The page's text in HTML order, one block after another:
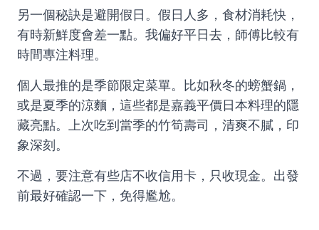
另一個秘訣是避開假日。假日人多，食材消耗快，
有時新鮮度會差一點。我偏好平日去，師傅比較有
時間專注料理。
個人最推的是季節限定菜單。比如秋冬的螃蟹鍋，
或是夏季的涼麵，這些都是嘉義平價日本料理的隱
藏亮點。上次吃到當季的竹筍壽司，清爽不膩，印
象深刻。
不過，要注意有些店不收信用卡，只收現金。出發
前最好確認一下，免得尷尬。